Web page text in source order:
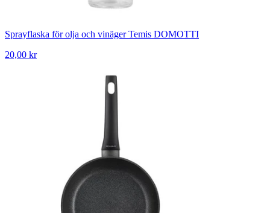
Sprayflaska för olja och vinäger Temis DOMOTTI
20,00 kr